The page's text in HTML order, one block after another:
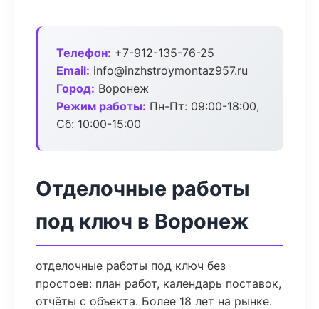
Телефон: +7-912-135-76-25
Email: info@inzhstroymontaz957.ru
Город: Воронеж
Режим работы: Пн-Пт: 09:00-18:00,
Сб: 10:00-15:00
Отделочные работы
под ключ в Воронеж
отделочные работы под ключ без
простоев: план работ, календарь поставок,
отчёты с объекта. Более 18 лет на рынке.